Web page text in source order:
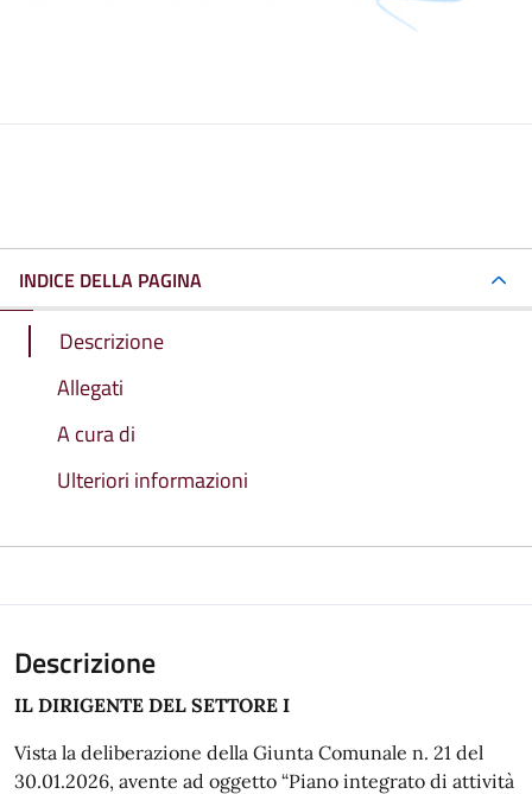
INDICE DELLA PAGINA
Descrizione
Allegati
A cura di
Ulteriori informazioni
Descrizione
IL DIRIGENTE DEL SETTORE I
Vista la deliberazione della Giunta Comunale n. 21 del
30.01.2026, avente ad oggetto “Piano integrato di attività